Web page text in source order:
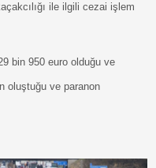
ile ilgili cezai işlem
bin 950 euro olduğu ve
oluştuğu ve paranon